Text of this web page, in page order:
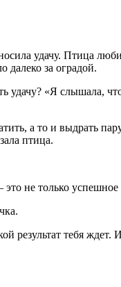
удачу. Птица
далеко за оградой.
«Я слышала,
а то и выдрать
птица.
не только успешное
результат тебя